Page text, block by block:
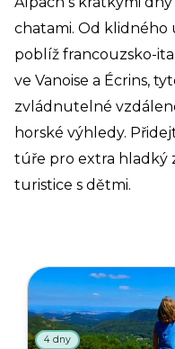
chatami. Od klidného
poblíž francouzsko-
ve Vanoise a Écrins,
zvládnutelné
horské výhledy.
túře pro extra hladký
turistice s dětmi.
4 dny